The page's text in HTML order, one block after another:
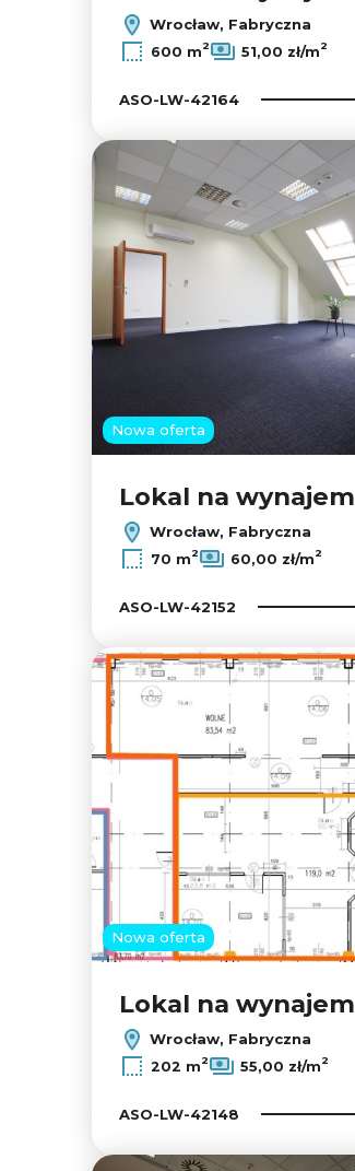
Wrocław, Fabryczna
600 m2 51,00 zł/m2
ASO-LW-42164
Nowa oferta
Lokal na wynajem
Wrocław, Fabryczna
70 m2 60,00 zł/m2
ASO-LW-42152
Nowa oferta
Lokal na wynajem
Wrocław, Fabryczna
202 m2 55,00 zł/m2
ASO-LW-42148